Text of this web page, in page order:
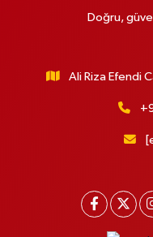
Doğru,
Ali Riza Efendi